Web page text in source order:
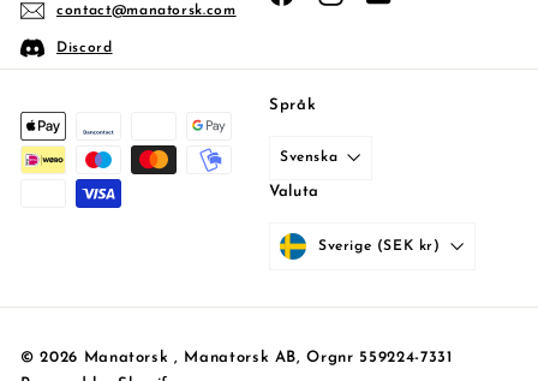
contact@manatorsk.com
Discord
Språk
Svenska
Valuta
Sverige (SEK kr)
© 2026 Manatorsk , Manatorsk AB, Orgnr 559224-7331